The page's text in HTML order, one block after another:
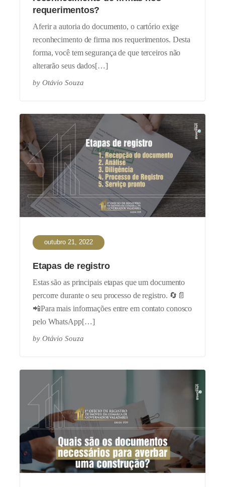
requerimentos?
Aferir a autoria do documento, o cartório exige
reconhecimento de firma nos requerimentos. Desta
forma, você tem segurança de que terceiros não
alterarão seus dados[…]
by Otávio Souza
outubro 21, 2022
Etapas de registro
Estas são as principais etapas que um documento
percorre durante o seu processo de registro. 🔄📄
📲Para mais informações entre em contato conosco
pelo WhatsApp[…]
by Otávio Souza